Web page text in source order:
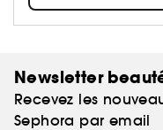
Newsletter
Recevez les
Sephora par email